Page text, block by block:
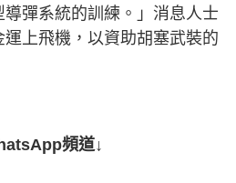
彈系統的訓練。」消息人士
上飛機，以資助胡塞武裝的
頻道↓